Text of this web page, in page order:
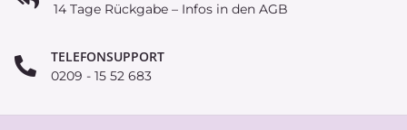
14 Tage Rückgabe – Infos in den AGB
TELEFONSUPPORT
0209 - 15 52 683